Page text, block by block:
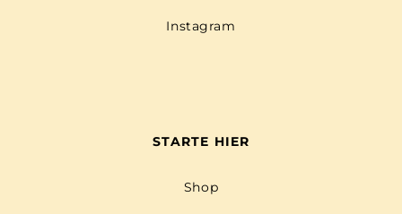
Instagram
STARTE HIER
Shop